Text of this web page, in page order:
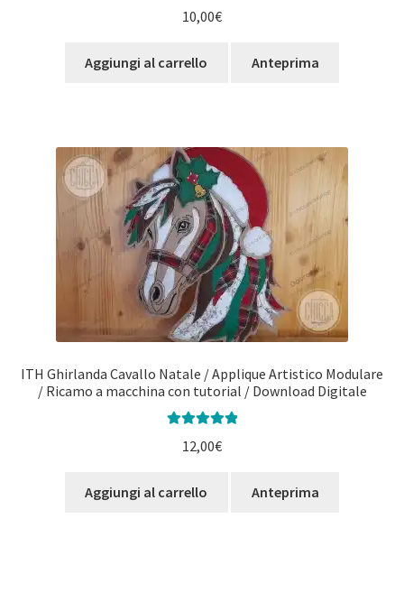
su 5
10,00€
Aggiungi al carrello Anteprima
ITH Ghirlanda Cavallo Natale / Applique Artistico Modulare
/ Ricamo a macchina con tutorial / Download Digitale
su 5
12,00€
Aggiungi al carrello Anteprima